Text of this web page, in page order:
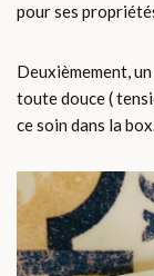
pour ses
Deuxièmement,
toute douce (
ce soin dans la